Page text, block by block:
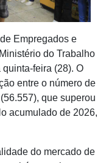
Empregados e
do Trabalho
feira (28). O
entre o número de
que superou
acumulado de 2026,
do mercado de